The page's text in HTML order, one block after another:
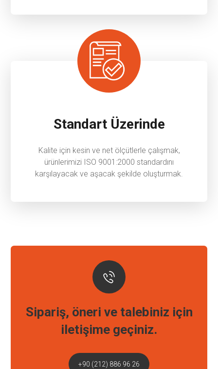
Standart Üzerinde
Kalite için kesin ve net ölçütlerle çalışmak,
ürünlerimizi ISO 9001:2000 standardını
karşılayacak ve aşacak şekilde oluşturmak.
Sipariş, öneri ve talebiniz için
iletişime geçiniz.
+90 (212) 886 96 26